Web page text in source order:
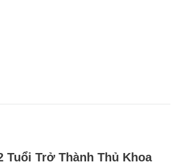
Tuổi Trở Thành Thủ Khoa